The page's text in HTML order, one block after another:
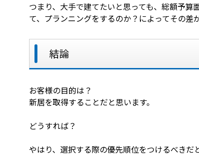
つまり、大手で建てたいと思っても、総額予
て、プランニングをするのか？によってその差
結論
お客様の目的は？
新居を取得することだと思います。
どうすれば？
やはり、選択する際の優先順位をつけるべきだ